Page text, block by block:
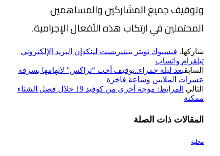
وتوقيف جميع المشاركين والمساهمين
المحتملين في ارتكاب هذه الأفعال الإجرامية.
شاركها. فيسبوك تويتر بينتيريست لينكدإن البريد الإلكتروني
تيلقرام واتساب
السابقبعد ليلة حمراء..توقيف أخت “تراكس” لاتهامها بسرقة
عشرات الملايين وساعة فاخرة
التالي
المرابط: موجة أخرى من كوفيد 19 خلال فصل الشتاء
ممكنة
المقالات ذات الصلة
محلية